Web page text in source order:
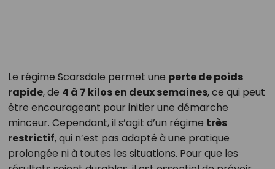
Le régime Scarsdale permet une perte de poids
rapide, de 4 à 7 kilos en deux semaines, ce qui peut
être encourageant pour initier une démarche
minceur. Cependant, il s’agit d’un régime très
restrictif, qui n’est pas adapté à une pratique
prolongée ni à toutes les situations. Pour que les